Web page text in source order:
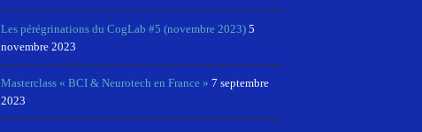
Les pérégrinations du CogLab #5 (novembre 2023) 5
novembre 2023
Masterclass « BCI & Neurotech en France » 7 septembre
2023